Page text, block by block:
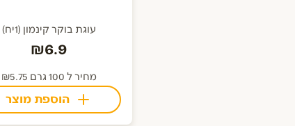
עוגת בוקר קינמון (1יח)
₪6.9
מחיר ל 100 גרם ₪5.75
הוספת מוצר